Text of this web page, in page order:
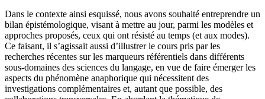
Dans le contexte ainsi esquissé, nous avons souhaité entreprendre un
bilan épistémologique, visant à mettre au jour, parmi les modèles et
approches proposés, ceux qui ont résisté au temps (et aux modes).
Ce faisant, il s’agissait aussi d’illustrer le cours pris par les
recherches récentes sur les marqueurs référentiels dans différents
sous-domaines des sciences du langage, en vue de faire émerger les
aspects du phénomène anaphorique qui nécessitent des
investigations complémentaires et, autant que possible, des